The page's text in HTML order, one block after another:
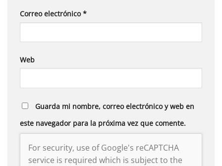
Correo electrónico*
Web
Guarda mi nombre, correo electrónico y web en
este navegador para la próxima vez que comente.
For security, use of Google's reCAPTCHA
service is required which is subject to the